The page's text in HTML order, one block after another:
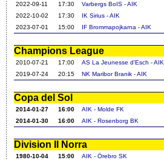
2022-09-11
17:30 Varbergs BoIS - AIK
2022-10-02
17:30 IK Sirius - AIK
2023-07-01
15:00 IF Brommapojkarna - AIK
Champions League
2010-07-21 17:00 AS La Jeunesse d'Esch - AIK
2019-07-24
20:15 NK Maribor Branik - AIK
Copa del Sol
2014-01-27 16:00 AIK - Molde FK
2014-01-30
16:00 AIK - Rosenborg BK
Division II Norra
1980-10-04 15:00 AIK - Örebro SK